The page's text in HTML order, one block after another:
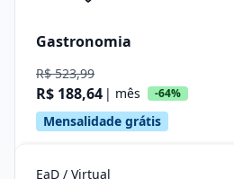
Gastronomia
R$ 523,99
R$ 188,64 | mês -64%
Mensalidade grátis
EaD / Virtual